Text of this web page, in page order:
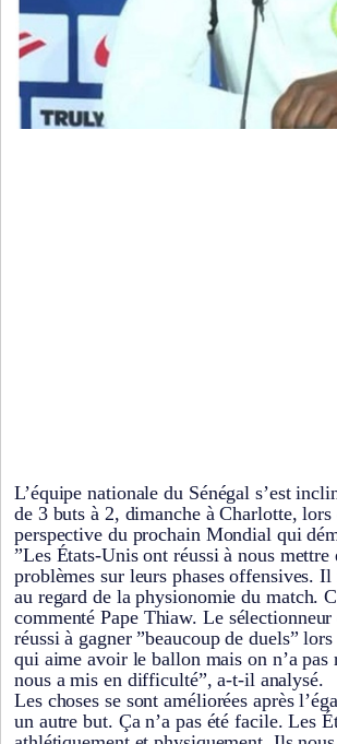
L’équipe nationale du Sénégal s’est
de 3 buts à 2, dimanche à Charlotte,
perspective du prochain Mondial qui
”Les États-Unis ont réussi à nous
problèmes sur leurs phases offensives.
au regard de la physionomie du match.
commenté Pape Thiaw. Le
réussi à gagner ”beaucoup de duels”
qui aime avoir le ballon mais on n’a
nous a mis en difficulté”, a-t-il analysé.
Les choses se sont améliorées après
un autre but. Ça n’a pas été facile. Les